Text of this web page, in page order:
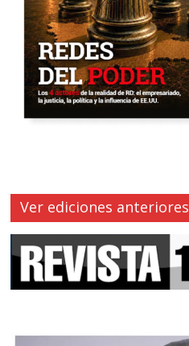
Ver ediciones anteriores